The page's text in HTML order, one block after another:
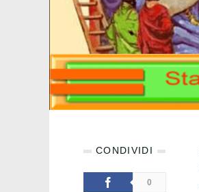
CONDIVIDI
0